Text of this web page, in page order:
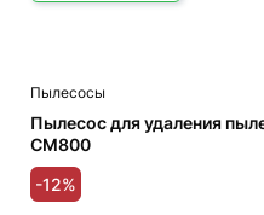
Пылесосы
Пылесос для удаления
CM800
-12%